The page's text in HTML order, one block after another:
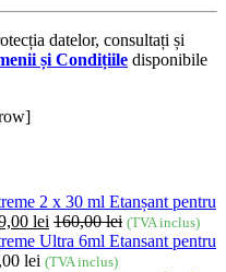
datelor, consultați și
și Condițiile disponibile
Etanșant pentru
lei 160,00lei (TVA inclus)
Etansant pentru
lei (TVA inclus)